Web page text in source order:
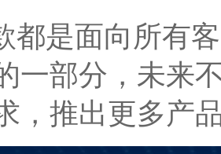
都是面向所有
一部分，未来
，推出更多产